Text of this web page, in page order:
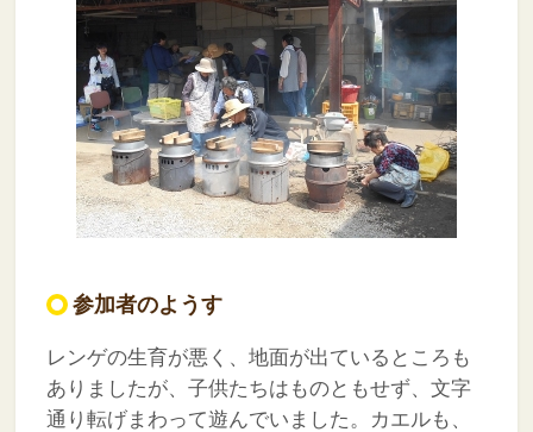
参加者のようす
レンゲの生育が悪く、地面が出ているところも
ありましたが、子供たちはものともせず、文字
通り転げまわって遊んでいました。カエルも、